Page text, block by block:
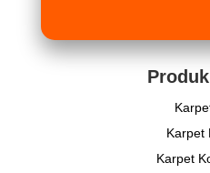
Karpet
Karpet